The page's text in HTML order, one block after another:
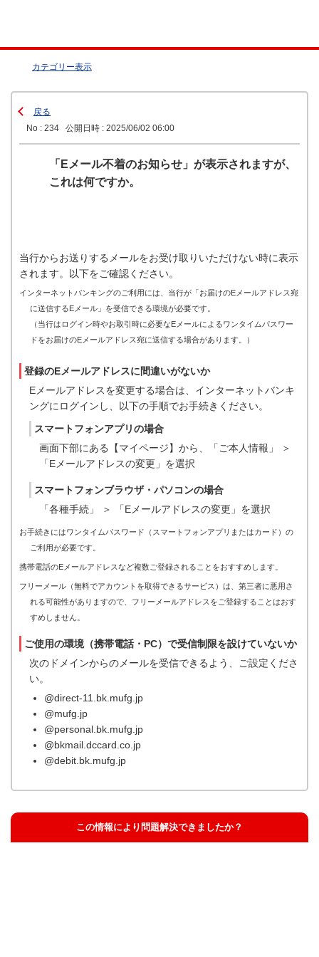
カテゴリー表示
戻る
No : 234
公開日時 : 2025/06/02 06:00
「Eメール不着のお知らせ」が表示されますが、
これは何ですか。
当行からお送りするメールをお受け取りいただけない時に表示
されます。以下をご確認ください。
インターネットバンキングのご利用には、当行が「お届けのEメールアドレス宛
に送信するEメール」を受信できる環境が必要です。
（当行はログイン時やお取引時に必要なEメールによるワンタイムパスワー
ドをお届けのEメールアドレス宛に送信する場合があります。）
登録のEメールアドレスに間違いがないか
Eメールアドレスを変更する場合は、インターネットバンキ
ングにログインし、以下の手順でお手続きください。
スマートフォンアプリの場合
画面下部にある【マイページ】から、「ご本人情報」 ＞
「Eメールアドレスの変更」を選択
スマートフォンブラウザ・パソコンの場合
「各種手続」 ＞ 「Eメールアドレスの変更」を選択
お手続きにはワンタイムパスワード（スマートフォンアプリまたはカード）の
ご利用が必要です。
携帯電話のEメールアドレスなど複数ご登録されることをおすすめします。
フリーメール（無料でアカウントを取得できるサービス）は、第三者に悪用さ
れる可能性がありますので、フリーメールアドレスをご登録することはおす
すめしません。
ご使用の環境（携帯電話・PC）で受信制限を設けていないか
次のドメインからのメールを受信できるよう、ご設定くださ
い。
@direct-11.bk.mufg.jp
@mufg.jp
@personal.bk.mufg.jp
@bkmail.dccard.co.jp
@debit.bk.mufg.jp
この情報により問題解決できましたか？